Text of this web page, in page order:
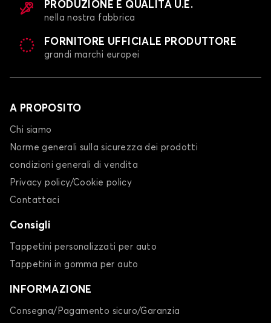
PRODUZIONE E QUALITÀ U.E.
nella nostra fabbrica
FORNITORE UFFICIALE PRODUTTORE
grandi marchi europei
A PROPOSITO
Chi siamo
Norme generali sulla sicurezza dei prodotti
condizioni generali di vendita
Privacy policy/Cookie policy
Contattaci
Consigli
Tappetini personalizzati per auto
Tappetini in gomma per auto
INFORMAZIONE
Consegna/Pagamento sicuro/Garanzia